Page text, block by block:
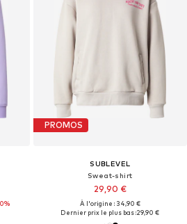
PROMOS
SUBLEVEL
Sweat-shirt
29,90 €
À l'origine : 34,90 €
Dernier prix le plus bas :29,90 €